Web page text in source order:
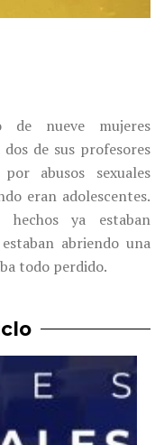
nueve mujeres
de sus profesores
abusos sexuales
eran adolescentes.
ya estaban
abriendo una
todo perdido.